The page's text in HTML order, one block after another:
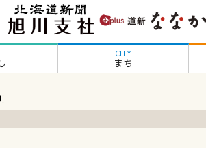
CITY
まち